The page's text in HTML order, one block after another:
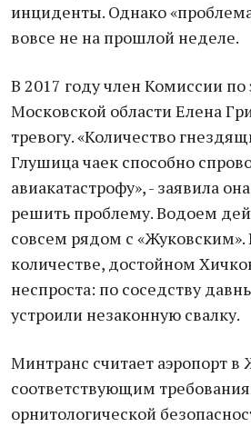
инциденты. Однако
вовсе не на прошлой неделе.
В 2017 году член Комиссии по
Московской области Елена
тревогу. «Количество
Глушица чаек способно
авиакатастрофу», - заявила
решить проблему. Водоем
совсем рядом с
количестве, достойном
неспроста: по соседству
устроили незаконную свалку.
Минтранс считает аэропорт в
соответствующим
орнитологической